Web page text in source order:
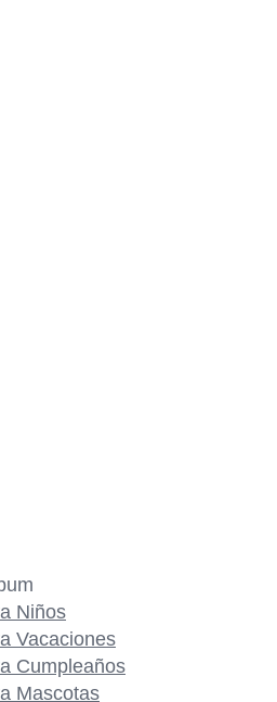
Niños
Vacaciones
Cumpleaños
Mascotas